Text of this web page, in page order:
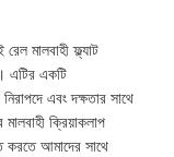
মালবাহী ফ্ল্যাট
এটির একটি
এবং দক্ষতার সাথে
ক্রিয়াকলাপ
করতে আমাদের সাথে